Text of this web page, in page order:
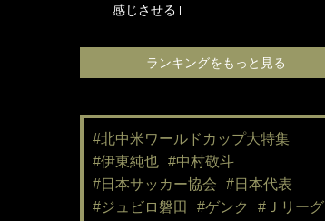
感じさせる｣
ランキングをもっと見る
#北中米ワールドカップ大特集
#伊東純也 #中村敬斗
#日本サッカー協会
#日本代表
#ジュビロ磐田
#ゲンク
#Ｊリーグ